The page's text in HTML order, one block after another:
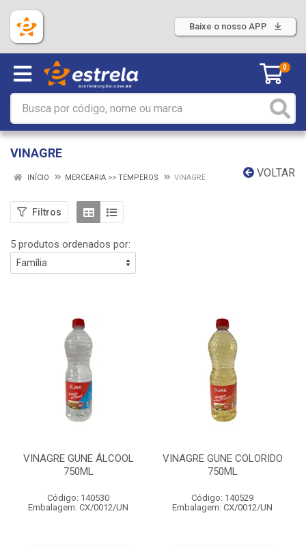
Baixe o nosso APP
0
VINAGRE
VOLTAR
INÍCIO MERCEARIA >> TEMPEROS VINAGRE
Filtros
5 produtos ordenados por:
VINAGRE GUNE ÁLCOOL
750ML
Código: 140530
Embalagem: CX/0012/UN
VINAGRE GUNE COLORIDO
750ML
Código: 140529
Embalagem: CX/0012/UN